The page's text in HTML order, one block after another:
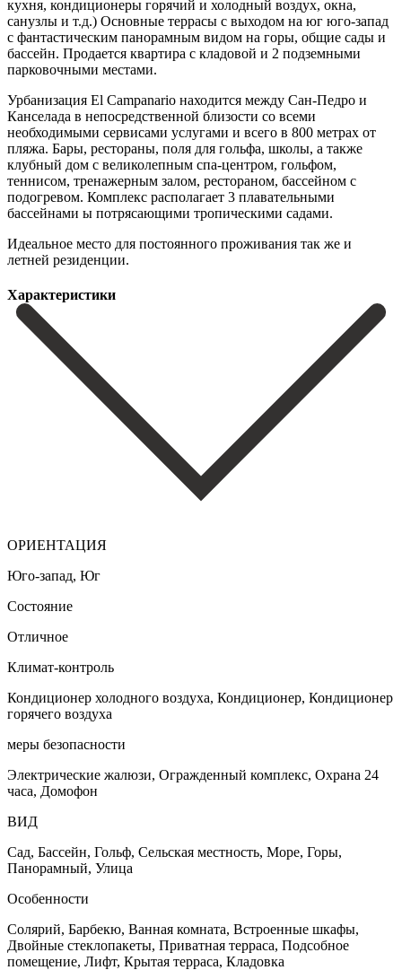
кухня, кондиционеры горячий и холодный воздух, окна,
санузлы и т.д.) Основные террасы с выходом на юг юго-запад
с фантастическим панорамным видом на горы, общие сады и
бассейн. Продается квартира с кладовoй и 2 подземными
парковочными местами.
Урбанизация El Campanario находится между Сан-Педро и
Канселада в непосредственной близости со всеми
необходимыми сервисами услугами и всего в 800 метрах от
пляжа. Бары, рестораны, поля для гольфа, школы, а также
клубный дом ‌с ‌великолепным ‌спа-центром, ‌гольфом,
теннисом, ‌тренажерным залом, ‌рестораном, бассейном с
подогревом. Комплекс располагает 3 плавательными
‌бассейнами ы ‌потрясающими тропическими ‌садами.
Идеальное место для ‌постоянного ‌проживания ‌так ‌же ‌и
‌летней ‌резиденции.
Характеристики
ОРИЕНТАЦИЯ
Юго-запад, Юг
Состояние
Отличное
Климат-контроль
Кондиционер холодного воздуха, Кондиционер, Кондиционер
горячего воздуха
меры безопасности
Электрические жалюзи, Огражденный комплекс, Охрана 24
часа, Домофон
ВИД
Сад, Бассейн, Гольф, Сельская местность, Море, Горы,
Панорамный, Улица
Особенности
Солярий, Барбекю, Ванная комната, Встроенные шкафы,
Двойные стеклопакеты, Приватная терраса, Подсобное
помещение, Лифт, Крытая терраса, Кладовка